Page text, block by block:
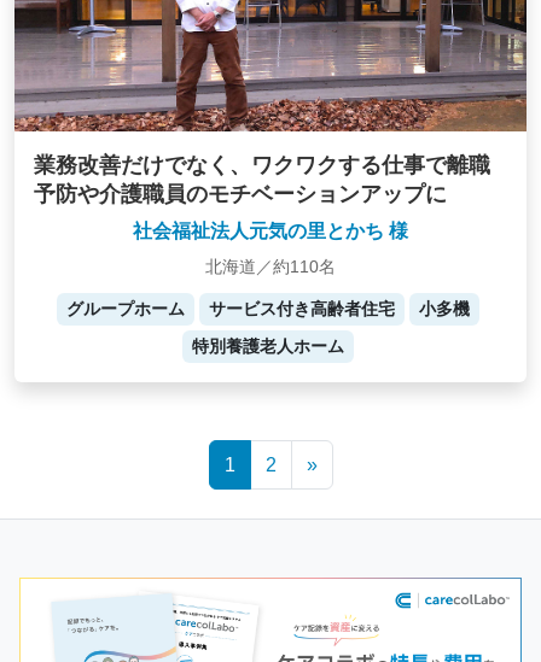
業務改善だけでなく、ワクワクする仕事で離職
予防や介護職員のモチベーションアップに
社会福祉法人元気の里とかち 様
北海道／約110名
グループホーム サービス付き高齢者住宅
小多機
特別養護老人ホーム
1 2 »